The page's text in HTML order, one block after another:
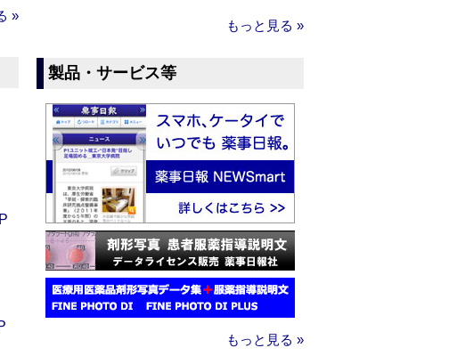
»
もっと見る »
製品・サービス等
もっと見る »